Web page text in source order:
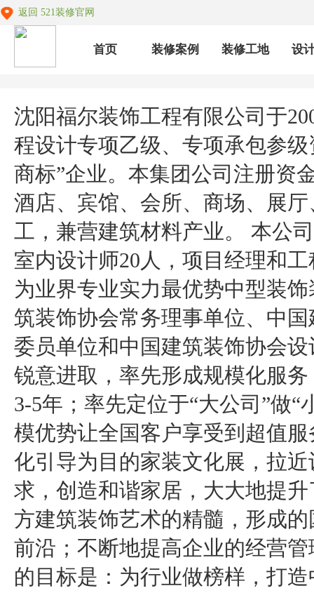
返回 521装修官网
首页 装修案例 装修工地 设
沈阳福尔装饰工程有限公司于
程设计专项乙级、专项承包参
商标”企业。本集团公司注册资
酒店、宾馆、会所、商场、展
工，兼营建筑材料产业。 本公
室内设计师20人，项目经理和
为业界专业实力最优势中型装
筑装饰协会常务理事单位、中
委员单位和中国建筑装饰协会
锐意进取，率先形成规模化服
3-5年；率先定位于“大公司”做
模优势让全国客户享受到超值
化引导为目的家装文化展，拉
求，创造和谐家居，大大地提
方建筑装饰艺术的精髓，形成
前沿；不断地提高企业的经营
的目标是：为行业做榜样，打